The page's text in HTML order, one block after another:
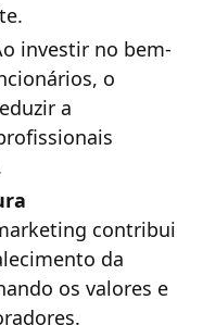
investir no bem-
o
a
contribui
da
os valores e